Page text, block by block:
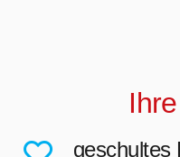
geschultes